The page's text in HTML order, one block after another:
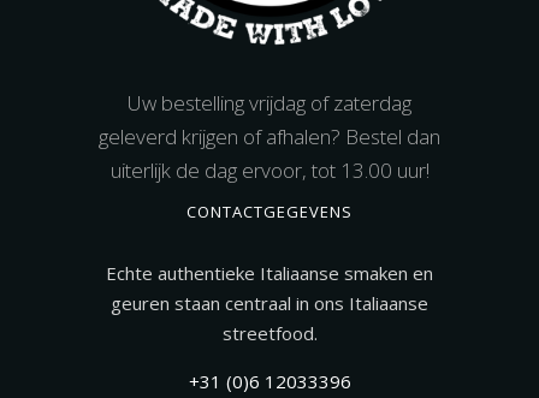
Uw bestelling vrijdag of zaterdag
geleverd krijgen of afhalen? Bestel dan
uiterlijk de dag ervoor, tot 13.00 uur!
CONTACTGEGEVENS
Echte authentieke Italiaanse smaken en
geuren staan centraal in ons Italiaanse
streetfood.
+31 (0)6 12033396